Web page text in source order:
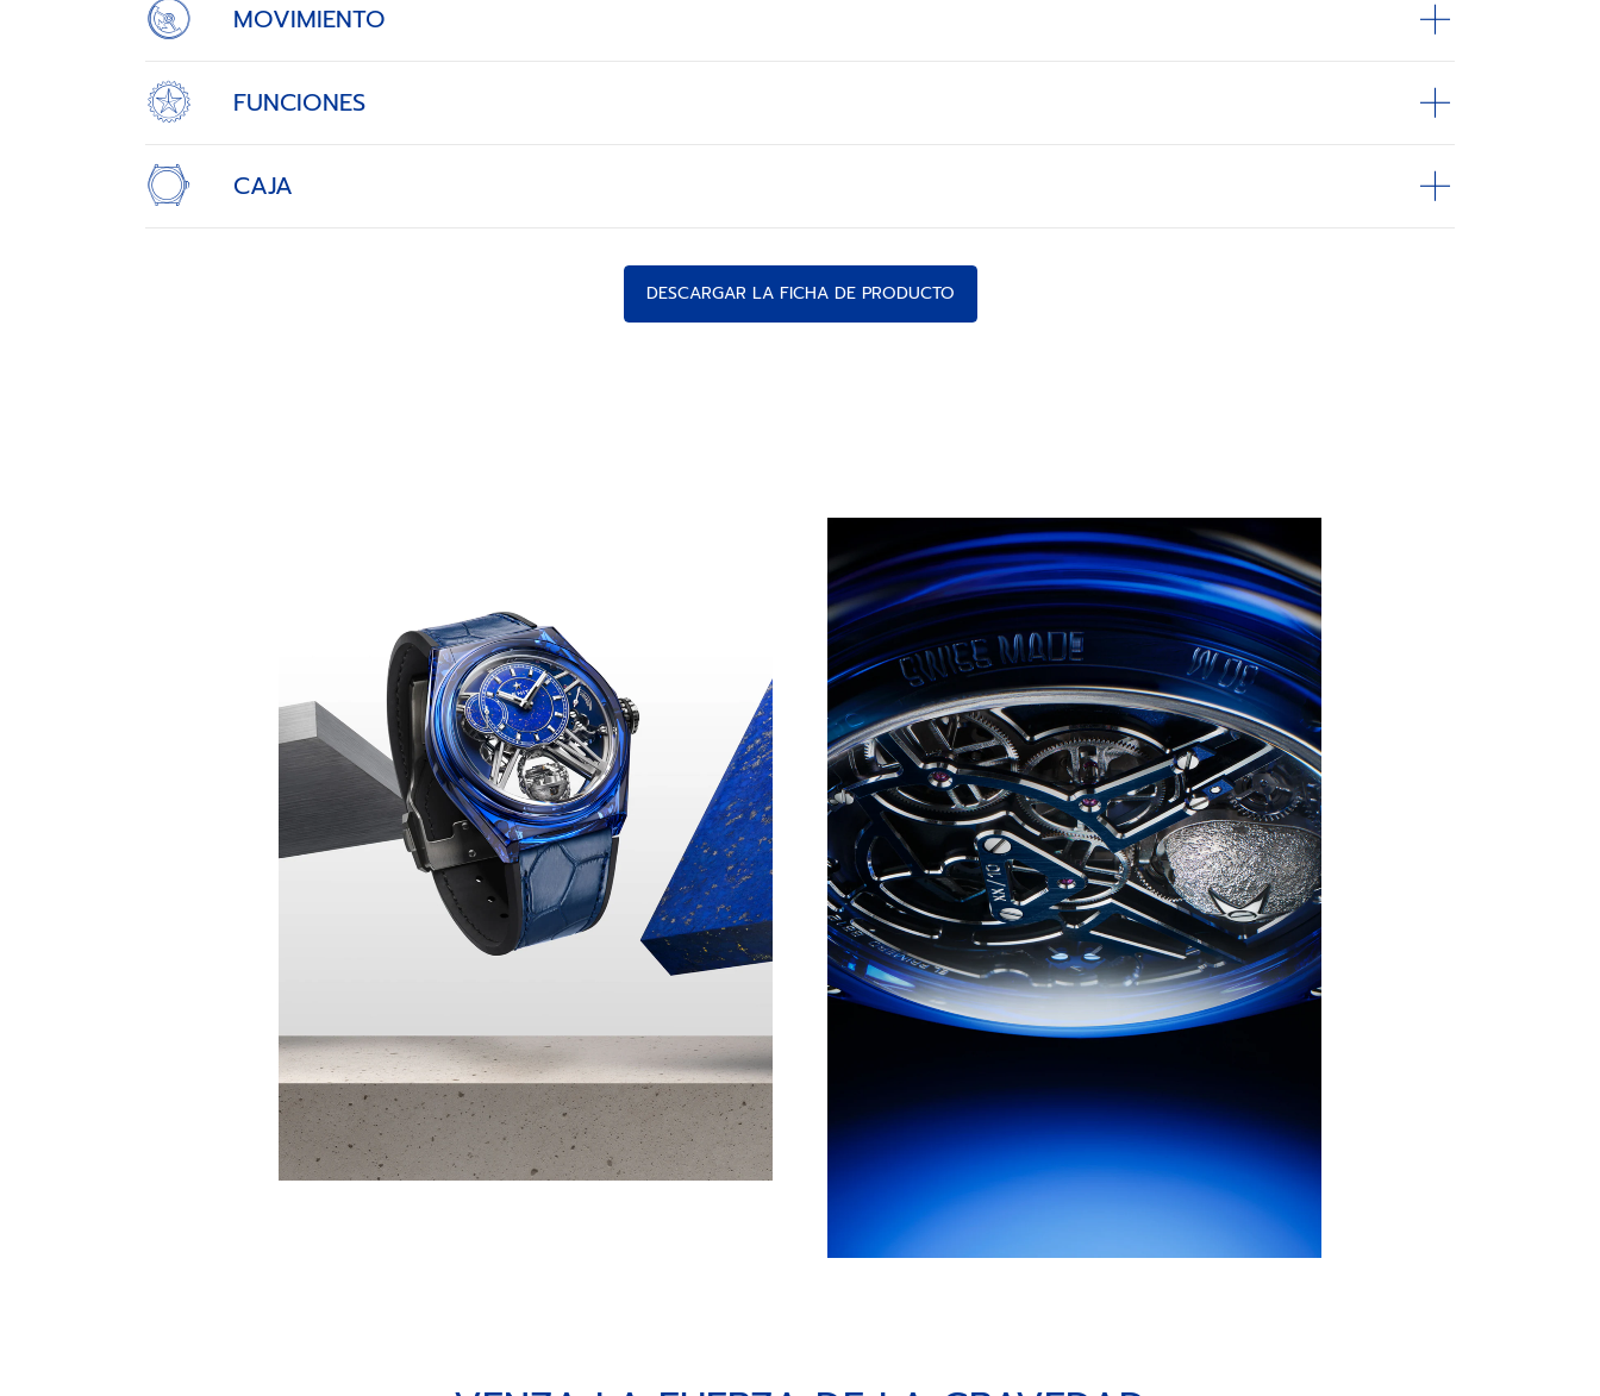
MOVIMIENTO
FUNCIONES
CAJA
DESCARGAR LA FICHA DE PRODUCTO
VENZA LA FUERZA DE LA GRAVEDAD